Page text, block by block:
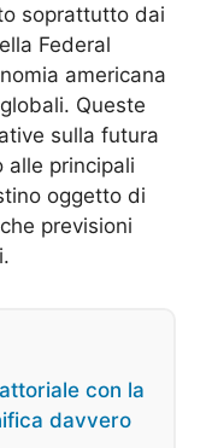
soprattutto dai
Federal
americana
Queste
sulla futura
alle principali
oggetto di
previsioni
con la
davvero